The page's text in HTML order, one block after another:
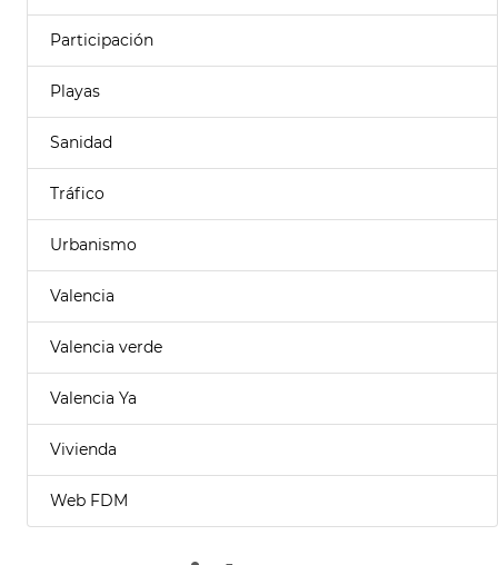
Participación
Playas
Sanidad
Tráfico
Urbanismo
Valencia
Valencia verde
Valencia Ya
Vivienda
Web FDM